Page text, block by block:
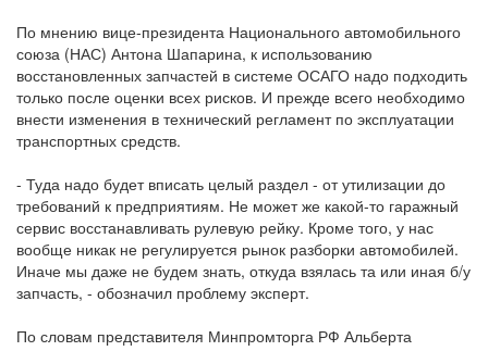
По мнению вице-президента Национального автомобильного
союза (НАС) Антона Шапарина, к использованию
восстановленных запчастей в системе ОСАГО надо подходить
только после оценки всех рисков. И прежде всего необходимо
внести изменения в технический регламент по эксплуатации
транспортных средств.
- Туда надо будет вписать целый раздел - от утилизации до
требований к предприятиям. Не может же какой-то гаражный
сервис восстанавливать рулевую рейку. Кроме того, у нас
вообще никак не регулируется рынок разборки автомобилей.
Иначе мы даже не будем знать, откуда взялась та или иная б/у
запчасть, - обозначил проблему эксперт.
По словам представителя Минпромторга РФ Альберта